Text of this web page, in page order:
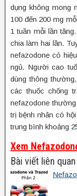
dụng không mong
100 đến 200 mg
1 tuần mỗi lần
chia làm hai lần.
nefazodone có
ngủ. Người cao
dùng thông
các thuốc chống
nefazodone
trị bệnh nhân có
trung bình khoảng
Xem
Bài viết liên quan